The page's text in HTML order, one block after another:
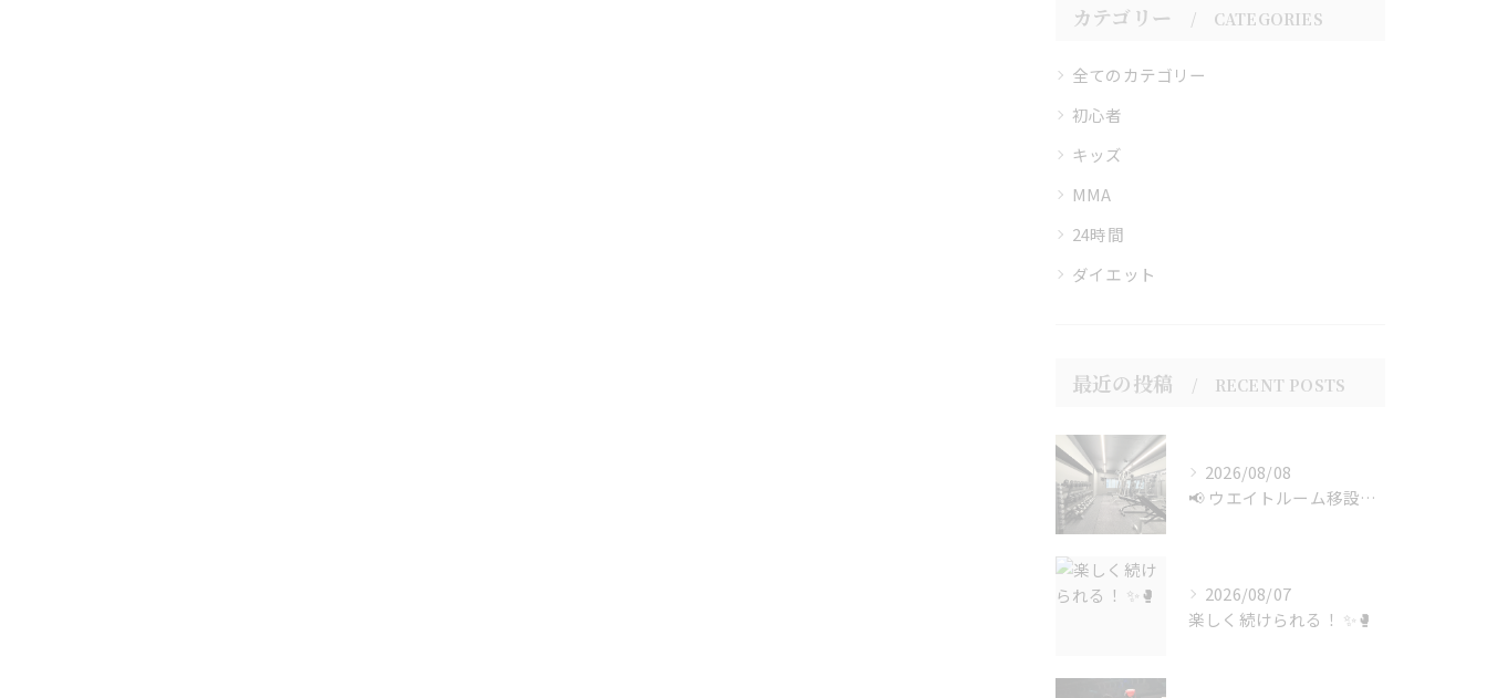
カテゴリー CATEGORIES
全てのカテゴリー
初心者
キッズ
MMA
24時間
ダイエット
最近の投稿 RECENT POSTS
2026/08/08
📢 ウエイトルーム移設のお知らせ
2026/08/07
楽しく続けられる！ ✨🥊